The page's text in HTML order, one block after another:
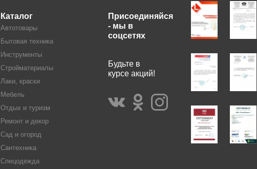
Каталог
Автотовары
Бытовая техника
Инструменты
Стройматериалы
Лаки, краски
Мебель
Отдых и туризм
Ремонт и декор
Сад и огород
Сантехника
Спецодежда
Присоединяйся
- мы в
соцсетях
Будьте в
курсе акций!